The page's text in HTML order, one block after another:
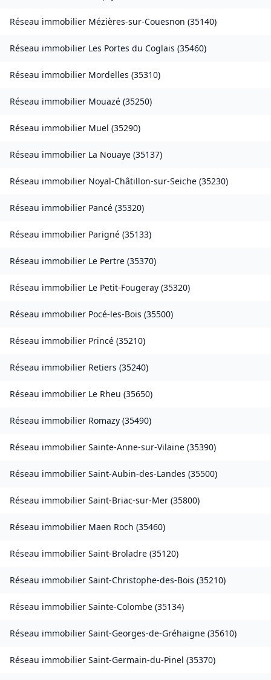
Réseau immobilier Mézières-sur-Couesnon (35140)
Réseau immobilier Les Portes du Coglais (35460)
Réseau immobilier Mordelles (35310)
Réseau immobilier Mouazé (35250)
Réseau immobilier Muel (35290)
Réseau immobilier La Nouaye (35137)
Réseau immobilier Noyal-Châtillon-sur-Seiche (35230)
Réseau immobilier Pancé (35320)
Réseau immobilier Parigné (35133)
Réseau immobilier Le Pertre (35370)
Réseau immobilier Le Petit-Fougeray (35320)
Réseau immobilier Pocé-les-Bois (35500)
Réseau immobilier Princé (35210)
Réseau immobilier Retiers (35240)
Réseau immobilier Le Rheu (35650)
Réseau immobilier Romazy (35490)
Réseau immobilier Sainte-Anne-sur-Vilaine (35390)
Réseau immobilier Saint-Aubin-des-Landes (35500)
Réseau immobilier Saint-Briac-sur-Mer (35800)
Réseau immobilier Maen Roch (35460)
Réseau immobilier Saint-Broladre (35120)
Réseau immobilier Saint-Christophe-des-Bois (35210)
Réseau immobilier Sainte-Colombe (35134)
Réseau immobilier Saint-Georges-de-Gréhaigne (35610)
Réseau immobilier Saint-Germain-du-Pinel (35370)